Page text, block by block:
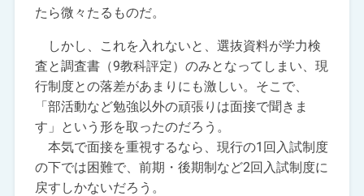
たら微々たるものだ。
しかし、これを入れないと、選抜資料が学力検
査と調査書（9教科評定）のみとなってしまい、現
行制度との落差があまりにも激しい。そこで、
「部活動など勉強以外の頑張りは面接で聞きま
す」という形を取ったのだろう。
本気で面接を重視するなら、現行の1回入試制度
の下では困難で、前期・後期制など2回入試制度に
戻すしかないだろう。